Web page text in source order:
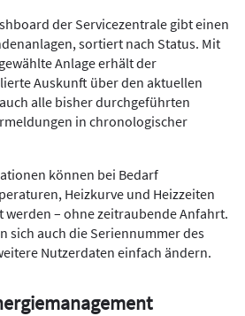
der Servicezentrale gibt einen
sortiert nach Status. Mit
Anlage erhält der
Auskunft über den aktuellen
alle bisher durchgeführten
in chronologischer
können bei Bedarf
Heizkurve und Heizzeiten
werden – ohne zeitraubende Anfahrt.
sich auch die Seriennummer des
Nutzerdaten einfach ändern.